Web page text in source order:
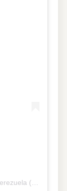
Una publicación compartida de Alberto Cerezuela (@albercerezuela)